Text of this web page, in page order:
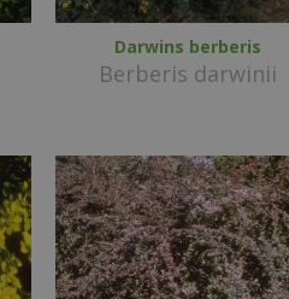
Darwins berberis
Berberis darwinii